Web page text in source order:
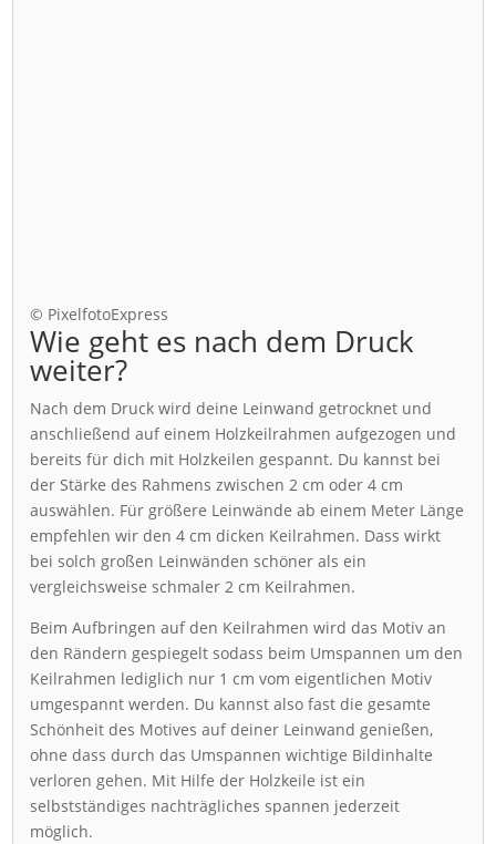
© PixelfotoExpress
Wie geht es nach dem Druck
weiter?
Nach dem Druck wird deine Leinwand getrocknet und
anschließend auf einem Holzkeilrahmen aufgezogen und
bereits für dich mit Holzkeilen gespannt. Du kannst bei
der Stärke des Rahmens zwischen 2 cm oder 4 cm
auswählen. Für größere Leinwände ab einem Meter Länge
empfehlen wir den 4 cm dicken Keilrahmen. Dass wirkt
bei solch großen Leinwänden schöner als ein
vergleichsweise schmaler 2 cm Keilrahmen.
Beim Aufbringen auf den Keilrahmen wird das Motiv an
den Rändern gespiegelt sodass beim Umspannen um den
Keilrahmen lediglich nur 1 cm vom eigentlichen Motiv
umgespannt werden. Du kannst also fast die gesamte
Schönheit des Motives auf deiner Leinwand genießen,
ohne dass durch das Umspannen wichtige Bildinhalte
verloren gehen. Mit Hilfe der Holzkeile ist ein
selbstständiges nachträgliches spannen jederzeit
möglich.